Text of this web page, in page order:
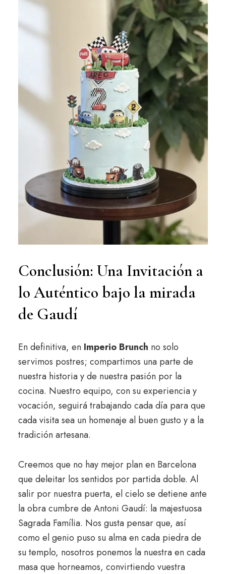
Conclusión: Una Invitación a
lo Auténtico bajo la mirada
de Gaudí
En definitiva, en Imperio Brunch no solo
servimos postres; compartimos una parte de
nuestra historia y de nuestra pasión por la
cocina. Nuestro equipo, con su experiencia y
vocación, seguirá trabajando cada día para que
cada visita sea un homenaje al buen gusto y a la
tradición artesana.
Creemos que no hay mejor plan en Barcelona
que deleitar los sentidos por partida doble. Al
salir por nuestra puerta, el cielo se detiene ante
la obra cumbre de Antoni Gaudí: la majestuosa
Sagrada Família. Nos gusta pensar que, así
como el genio puso su alma en cada piedra de
su templo, nosotros ponemos la nuestra en cada
masa que horneamos, convirtiendo vuestra